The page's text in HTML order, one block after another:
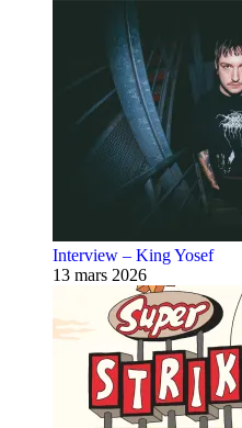
Interview – King Yosef
13 mars 2026